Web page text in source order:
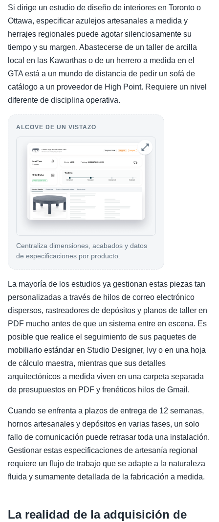
Si dirige un estudio de diseño de interiores en Toronto o
Ottawa, especificar azulejos artesanales a medida y
herrajes regionales puede agotar silenciosamente su
tiempo y su margen. Abastecerse de un taller de arcilla
local en las Kawarthas o de un herrero a medida en el
GTA está a un mundo de distancia de pedir un sofá de
catálogo a un proveedor de High Point. Requiere un nivel
diferente de disciplina operativa.
ALCOVE DE UN VISTAZO
Centraliza dimensiones, acabados y datos
de especificaciones por producto.
La mayoría de los estudios ya gestionan estas piezas tan
personalizadas a través de hilos de correo electrónico
dispersos, rastreadores de depósitos y planos de taller en
PDF mucho antes de que un sistema entre en escena. Es
posible que realice el seguimiento de sus paquetes de
mobiliario estándar en Studio Designer, Ivy o en una hoja
de cálculo maestra, mientras que sus detalles
arquitectónicos a medida viven en una carpeta separada
de presupuestos en PDF y frenéticos hilos de Gmail.
Cuando se enfrenta a plazos de entrega de 12 semanas,
hornos artesanales y depósitos en varias fases, un solo
fallo de comunicación puede retrasar toda una instalación.
Gestionar estas especificaciones de artesanía regional
requiere un flujo de trabajo que se adapte a la naturaleza
fluida y sumamente detallada de la fabricación a medida.
La realidad de la adquisición de